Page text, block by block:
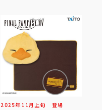
2025年 11 月 上旬 登場